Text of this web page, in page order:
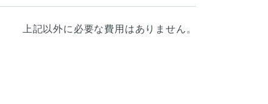
上記以外に必要な費用はありません。